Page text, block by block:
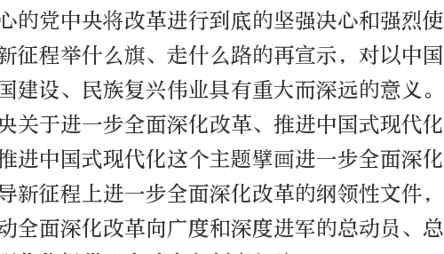
的党中央将改革进行到底的坚强决心和强烈使
征程举什么旗、走什么路的再宣示，对以中国
建设、民族复兴伟业具有重大而深远的意义。
关于进一步全面深化改革、推进中国式现代化
进中国式现代化这个主题擘画进一步全面深化
新征程上进一步全面深化改革的纲领性文件，
全面深化改革向广度和深度进军的总动员、总